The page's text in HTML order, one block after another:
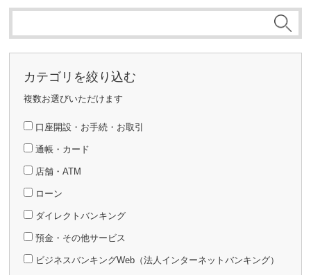
カテゴリを絞り込む
複数お選びいただけます
口座開設・お手続・お取引
通帳・カード
店舗・ATM
ローン
ダイレクトバンキング
預金・その他サービス
ビジネスバンキングWeb（法人インターネットバンキング）